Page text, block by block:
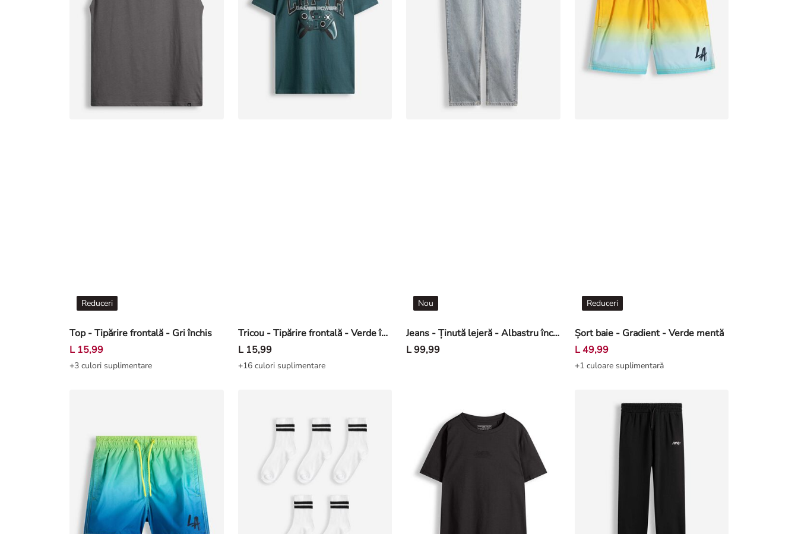
Top - Tipărire frontală - Gri închis
Reduceri
L 15,99
+3 culori suplimentare
Tricou - Tipărire frontală - Verde închis
L 15,99
+16 culori suplimentare
Jeans - Ținută lejeră - Albastru închis
Nou
L 99,99
Șort baie - Gradient - Verde mentă
Reduceri
L 49,99
+1 culoare suplimentară